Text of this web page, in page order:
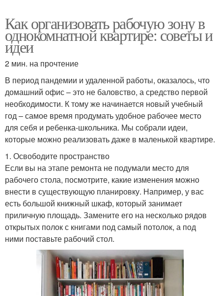
Как организовать рабочую зону в
однокомнатной квартире: советы и
идеи
2 мин. на прочтение
В период пандемии и удаленной работы, оказалось, что
домашний офис – это не баловство, а средство первой
необходимости. К тому же начинается новый учебный
год – самое время продумать удобное рабочее место
для себя и ребенка-школьника. Мы собрали идеи,
которые можно реализовать даже в маленькой квартире.
1. Освободите пространство
Если вы на этапе ремонта не подумали место для
рабочего стола, посмотрите, какие изменения можно
внести в существующую планировку. Например, у вас
есть большой книжный шкаф, который занимает
приличную площадь. Замените его на несколько рядов
открытых полок с книгами под самый потолок, а под
ними поставьте рабочий стол.